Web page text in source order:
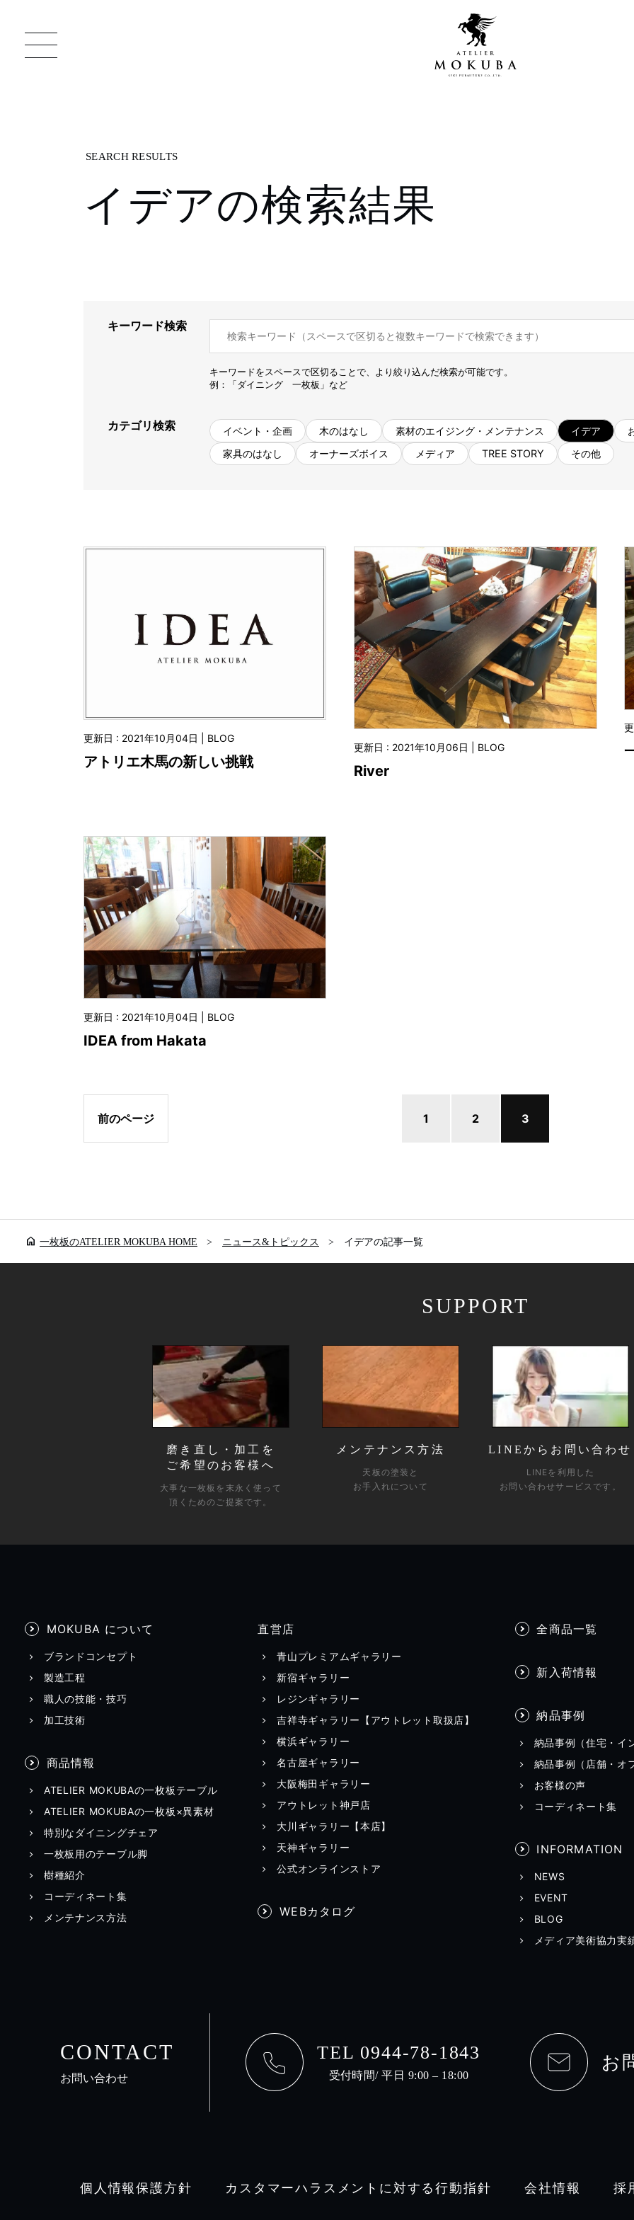
MOKUBA について
ATELIER MOKUBAの一枚板テーブル
特別なダイニングチェア
青山プレミアムギャラリー
新宿ギャラリー
名古屋ギャラリー
大阪梅田ギャラリー
大川ギャラリー【本店】
公式オンラインストア
WEBカタログ
お客様の声
コーディネート集
NEWS
EVENT
BLOG
イデアの検索結果
キーワード検索
キーワードをスペースで区切ることで、より絞り込んだ検索が可能です。
例：「ダイニング 一枚板」など
カテゴリ検索 イベント・企画 木のはなし 素材のエイジング・メンテナンス イデア
家具のはなし
オーナーズボイス メディア TREE STORY その他
更新日 : 2021年10月04日 | BLOG
アトリエ木馬の新しい挑戦
更新日 : 2021年10月06日 | BLOG
River
更新日 : 2021年10月04日 | BLOG
IDEA from Hakata
前のページ 1 2 3
home 一枚板のATELIER MOKUBA HOME ニュース&トピックス イデアの記事一覧
SUPPORT
磨き直し・加工を
ご希望のお客様へ
大事な一枚板を末永く使って
頂くためのご提案です。
メンテナンス方法
天板の塗装と
お手入れについて
LINEからお問い合わせ
LINEを利用した
お問い合わせサービスです。
MOKUBA について
ブランドコンセプト
製造工程
職人の技能・技巧
加工技術
商品情報
ATELIER MOKUBAの一枚板テーブル
ATELIER MOKUBAの一枚板×異素材
特別なダイニングチェア
一枚板用のテーブル脚
樹種紹介
コーディネート集
メンテナンス方法
直営店
青山プレミアムギャラリー
新宿ギャラリー
レジンギャラリー
吉祥寺ギャラリー【アウトレット取扱店】
横浜ギャラリー
名古屋ギャラリー
大阪梅田ギャラリー
アウトレット神戸店
大川ギャラリー【本店】
天神ギャラリー
公式オンラインストア
WEBカタログ
全商品一覧
新入荷情報
納品事例
納品事例（住宅・イ
納品事例（店舗・オ
お客様の声
コーディネート集
INFORMATION
NEWS
EVENT
BLOG
メディア美術協力実
CONTACT
お問い合わせ
TEL 0944-78-1843
受付時間/ 平日 9:00 – 18:00
お
個人情報保護方針 カスタマーハラスメントに対する行動指針 会社情報 採